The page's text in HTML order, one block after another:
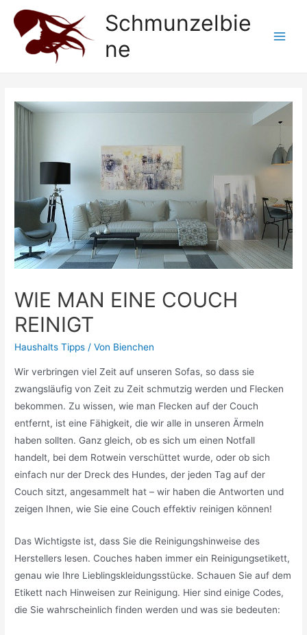
Inhalt
springen
Schmunzelbie
ne
WIE MAN EINE COUCH
REINIGT
Haushalts Tipps / Von Bienchen
Wir verbringen viel Zeit auf unseren Sofas, so dass sie
zwangsläufig von Zeit zu Zeit schmutzig werden und Flecken
bekommen. Zu wissen, wie man Flecken auf der Couch
entfernt, ist eine Fähigkeit, die wir alle in unseren Ärmeln
haben sollten. Ganz gleich, ob es sich um einen Notfall
handelt, bei dem Rotwein verschüttet wurde, oder ob sich
einfach nur der Dreck des Hundes, der jeden Tag auf der
Couch sitzt, angesammelt hat – wir haben die Antworten und
zeigen Ihnen, wie Sie eine Couch effektiv reinigen können!
Das Wichtigste ist, dass Sie die Reinigungshinweise des
Herstellers lesen. Couches haben immer ein Reinigungsetikett,
genau wie Ihre Lieblingskleidungsstücke. Schauen Sie auf dem
Etikett nach Hinweisen zur Reinigung. Hier sind einige Codes,
die Sie wahrscheinlich finden werden und was sie bedeuten: